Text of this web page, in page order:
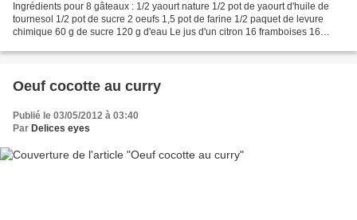
Ingrédients pour 8 gâteaux : 1/2 yaourt nature 1/2 pot de yaourt d'huile de
tournesol 1/2 pot de sucre 2 oeufs 1,5 pot de farine 1/2 paquet de levure
chimique 60 g de sucre 120 g d'eau Le jus d'un citron 16 framboises 16
Oeuf cocotte au curry
Publié le 03/05/2012 à 03:40
Par Delices eyes